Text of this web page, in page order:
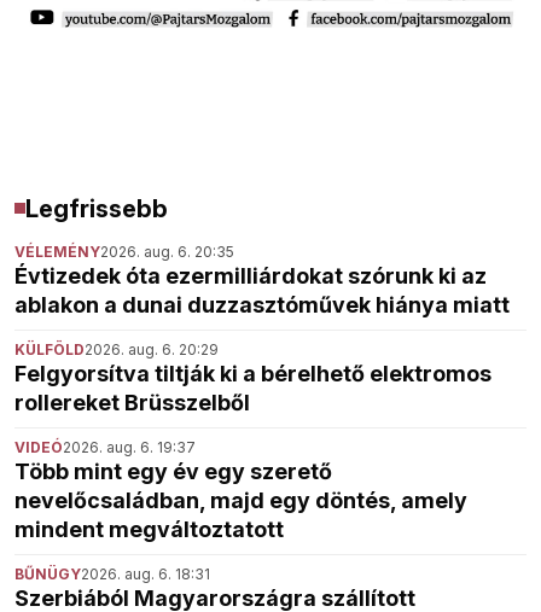
Legfrissebb
VÉLEMÉNY2026. aug. 6. 20:35
Évtizedek óta ezermilliárdokat szórunk ki az
ablakon a dunai duzzasztóművek hiánya miatt
KÜLFÖLD2026. aug. 6. 20:29
Felgyorsítva tiltják ki a bérelhető elektromos
rollereket Brüsszelből
VIDEÓ2026. aug. 6. 19:37
Több mint egy év egy szerető
nevelőcsaládban, majd egy döntés, amely
mindent megváltoztatott
BŰNÜGY2026. aug. 6. 18:31
Szerbiából Magyarországra szállított